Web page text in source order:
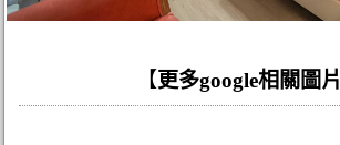
【 更多google相關圖片